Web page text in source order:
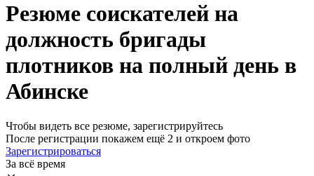
Резюме соискателей на
должность бригады
плотников на полный день в
Абинске
Чтобы видеть все резюме, зарегистрируйтесь
После регистрации покажем ещё 2 и откроем фото
Зарегистрироваться
За всё время